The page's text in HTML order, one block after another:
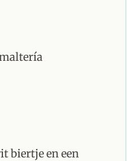
biertje en een